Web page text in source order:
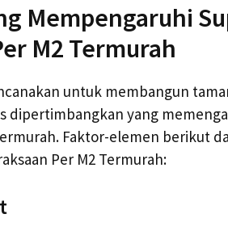
Mempengaruhi
M2 Termurah
untuk membangun
dipertimbangkan yang
Faktor-elemen berikut
Per M2 Termurah: